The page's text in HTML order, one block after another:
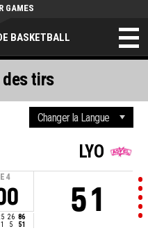
BASKETBALL
GAMES
4
26 86
5 51
LYO
51
des tirs